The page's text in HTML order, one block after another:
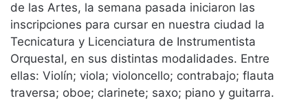
de las Artes, la semana pasada iniciaron las
inscripciones para cursar en nuestra ciudad la
Tecnicatura y Licenciatura de Instrumentista
Orquestal, en sus distintas modalidades. Entre
ellas: Violín; viola; violoncello; contrabajo; flauta
traversa; oboe; clarinete; saxo; piano y guitarra.